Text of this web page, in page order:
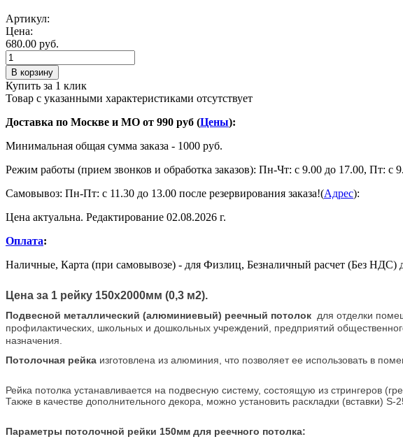
Артикул:
Цена:
680.00 руб.
В корзину
Купить за 1 клик
Товар с указанными характеристиками отсутствует
Доставка по Москве и МО от 990 руб (Цены):
Минимальная общая сумма заказа - 1000 руб.
Режим работы (прием звонков и обработка заказов): Пн-Чт: с 9.00 до 17.00, Пт: с
Самовывоз: Пн-Пт: с 11.30 до 13.00 после резервирования заказа!(Адрес):
Цена актуальна. Редактирование 02.08.2026 г.
Оплата:
Наличные, Карта (при самовывозе) - для Физлиц, Безналичный расчет (Без
Цена за 1 рейку 150х2000мм (0,3 м2).
Подвесной металлический (алюминиевый) реечный потолок для отделки
профилактических, школьных и дошкольных учреждений, предприятий
назначения.
Потолочная рейка изготовлена из алюминия, что позволяет ее использовать в
Рейка потолка устанавливается на подвесную систему, состоящую из стрингеров
Также в качестве дополнительного декора, можно установить раскладки (вставки)
Параметры потолочной рейки 150мм для реечного потолка: